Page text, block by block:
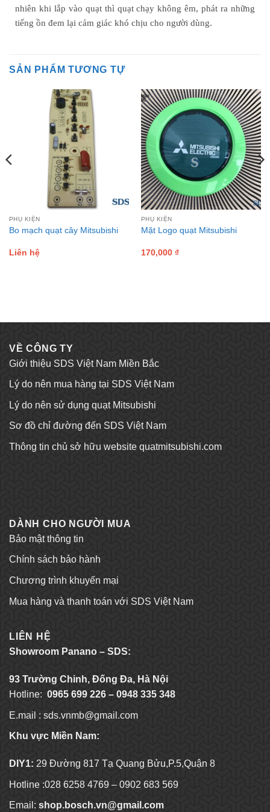
nhiên khi lắp vào quạt thì quạt chạy không êm, phát ra những
tiếng ồn đem lại cảm giác khó chịu cho người dùng.
SẢN PHẨM TƯƠNG TỰ
PHỤ KIỆN
Bo mạch quạt cây Mitsubishi
Liên hệ
PHỤ KIỆN
Mặt Logo quạt Mitsubishi
170,000 ₫
VỀ CÔNG TY
Giới thiệu SDS Việt Nam Miền Bắc
Lý do nên mua hàng tại SDS Việt Nam
Lý do nên sử dụng quạt Mitsubishi
Sơ đồ chỉ đường đến SDS Việt Nam
Thông tin chủ sở hữu website quatmitsubishi.com
DÀNH CHO NGƯỜI MUA
Bảo mật thông tin
Chính sách bảo hành
Chương trình khuyến mại
Mua hàng và thanh toán với SDS Việt Nam
LIÊN HỆ
Showroom Panano – SDS:
93 Trường Chinh, Đống Đa, Hà Nội
Hotline: 0965 699 226 – 0948 335 348
E.mail : sds.vnmb@gmail.com
Khu vực Miền Nam:
DIY1: 29 Đường 817 Tạ Quang Bửu,P.5,Quận 8
Hotline :028 6258 4769 – 0902 683 569
Email: shop.bosch.vn@gmail.com